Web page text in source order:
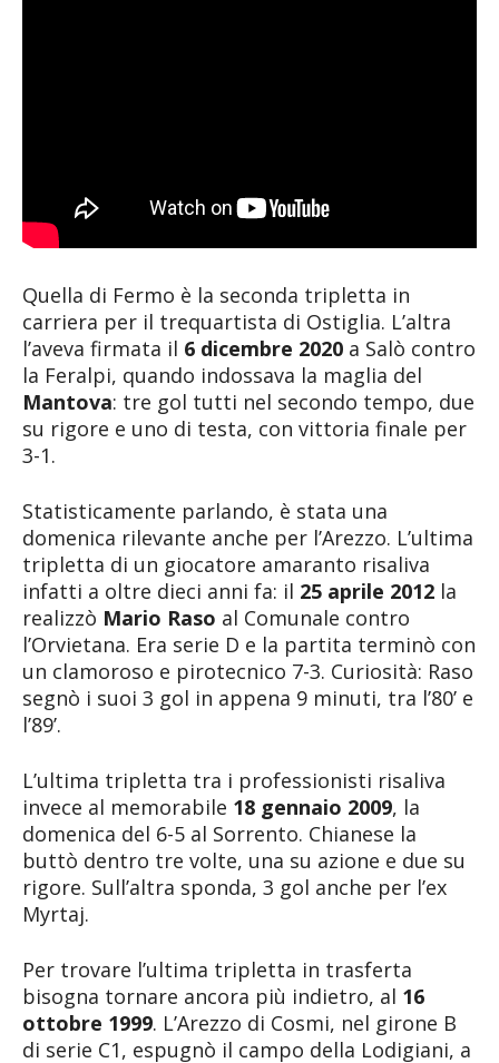
Quella di Fermo è la seconda tripletta in
carriera per il trequartista di Ostiglia. L’altra
l’aveva firmata il 6 dicembre 2020 a Salò contro
la Feralpi, quando indossava la maglia del
Mantova: tre gol tutti nel secondo tempo, due
su rigore e uno di testa, con vittoria finale per
3-1.
Statisticamente parlando, è stata una
domenica rilevante anche per l’Arezzo. L’ultima
tripletta di un giocatore amaranto risaliva
infatti a oltre dieci anni fa: il 25 aprile 2012 la
realizzò Mario Raso al Comunale contro
l’Orvietana. Era serie D e la partita terminò con
un clamoroso e pirotecnico 7-3. Curiosità: Raso
segnò i suoi 3 gol in appena 9 minuti, tra l’80’ e
l’89’.
L’ultima tripletta tra i professionisti risaliva
invece al memorabile 18 gennaio 2009, la
domenica del 6-5 al Sorrento. Chianese la
buttò dentro tre volte, una su azione e due su
rigore. Sull’altra sponda, 3 gol anche per l’ex
Myrtaj.
Per trovare l’ultima tripletta in trasferta
bisogna tornare ancora più indietro, al 16
ottobre 1999. L’Arezzo di Cosmi, nel girone B
di serie C1, espugnò il campo della Lodigiani, a